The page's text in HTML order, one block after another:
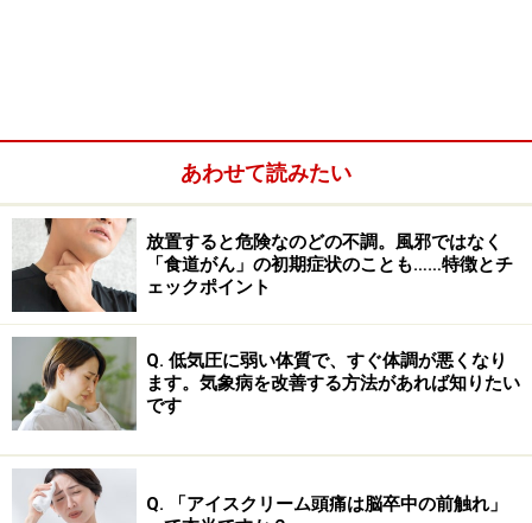
他の感染症を例にR0を挙げると、インフルエンザが1.2～
2。新型コロナウイルスでも2～3です。恐れられた感染
あわせて読みたい
放置すると危険なのどの不調。風邪ではなく
「食道がん」の初期症状のことも……特徴とチ
ェックポイント
Q. 低気圧に弱い体質で、すぐ体調が悪くなり
ます。気象病を改善する方法があれば知りたい
です
Q. 「アイスクリーム頭痛は脳卒中の前触れ」